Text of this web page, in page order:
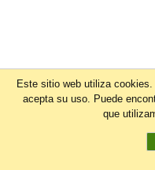
Este sitio web utiliza
acepta su uso. Puede
que